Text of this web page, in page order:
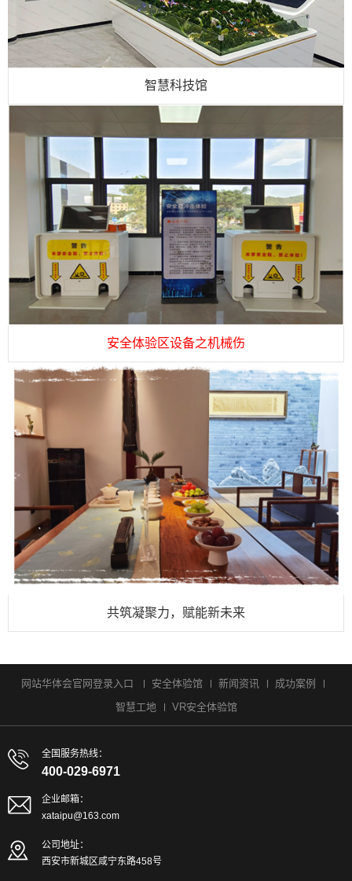
智慧科技馆
安全体验区设备之机械伤
共筑凝聚力，赋能新未来
网站华体会官网登录入口 安全体验馆 新闻资讯
成功案例
智慧工地
VR安全体验馆
全国服务热线：
400-029-6971
企业邮箱：
xataipu@163.com
公司地址：
西安市新城区咸宁东路458号